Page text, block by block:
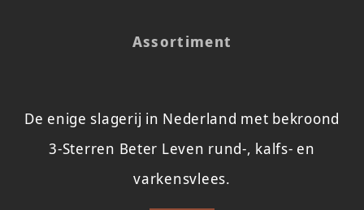
Assortiment
De enige slagerij in Nederland met bekroond
3-Sterren Beter Leven rund-, kalfs- en
varkensvlees.